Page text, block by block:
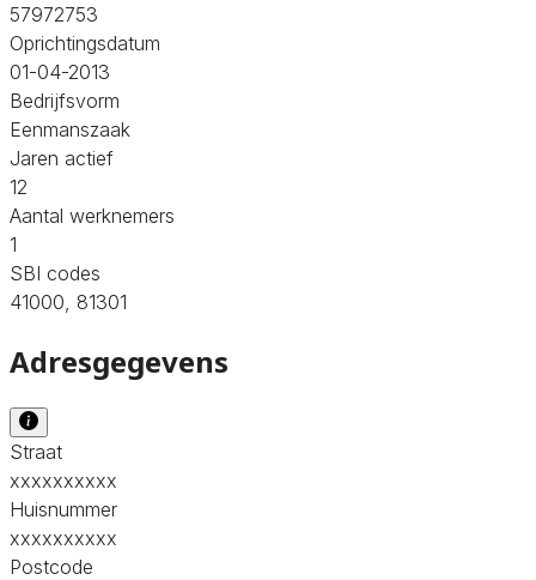
57972753
Oprichtingsdatum
01-04-2013
Bedrijfsvorm
Eenmanszaak
Jaren actief
12
Aantal werknemers
1
SBI codes
41000, 81301
Adresgegevens
Straat
xxxxxxxxxx
Huisnummer
xxxxxxxxxx
Postcode